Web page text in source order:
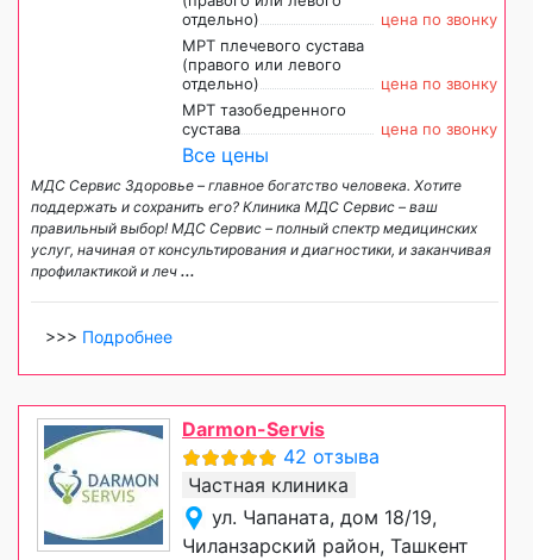
отдельно)
цена по звонку
МРТ плечевого сустава
(правого или левого
отдельно)
цена по звонку
МРТ тазобедренного
сустава
цена по звонку
Все цены
МДС Сервис Здоровье – главное богатство человека. Хотите
поддержать и сохранить его? Клиника МДС Сервис – ваш
правильный выбор! МДС Сервис – полный спектр медицинских
услуг, начиная от консультирования и диагностики, и заканчивая
профилактикой и леч ...
>>> Подробнее
Darmon-Servis
42 отзыва
Частная клиника
ул. Чапаната, дом 18/19,
Чиланзарский район, Ташкент